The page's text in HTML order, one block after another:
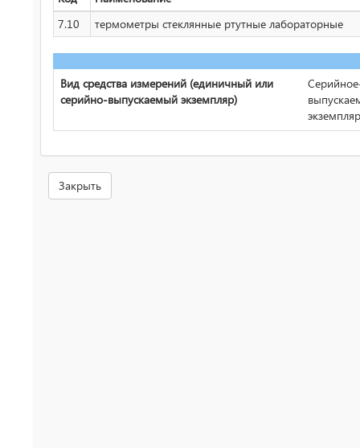
7.10
термометры стеклянные ртутные лабораторные
Вид средства измерений (единичный или
серийно-выпускаемый экземпляр)
экземпляр
Закрыть